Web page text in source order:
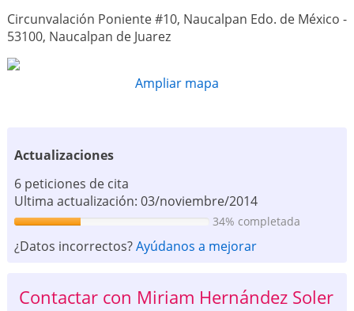
Circunvalación Poniente #10, Naucalpan Edo. de México -
53100, Naucalpan de Juarez
Ampliar mapa
Actualizaciones
6 peticiones de cita
Ultima actualización: 03/noviembre/2014
34% completada
¿Datos incorrectos?Ayúdanos a mejorar
Contactar con Miriam Hernández Soler